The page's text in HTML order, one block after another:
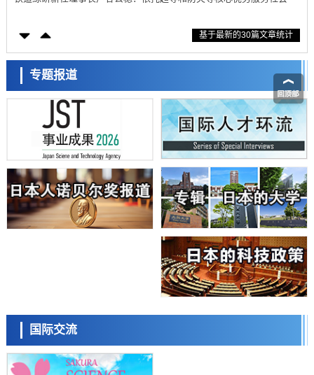
东京大学通过叶绿体基因组编辑技术强化碳固定酶，成功提高光合作用
科学研究
藤田医科大学等成功鉴定出非结核分枝杆菌生存的必需基因，首次揭示
该基因的必要性因菌株而异
经济・社会
【AI法下篇】如何应对AI的不可控性——中央大学平野晋教授专访
科学研究
日本学术会议：为保持土壤健康应采取哪些措施？探讨土壤保护与强化
的具体对策
科学研究
大阪大学开发基于水氢键网络的温度预测新方法，AI从分子排列信息中
高精度解读
经济・社会
【AI法上篇】如何对“将人生交给AI”保持危机感——中央大学平野晋教
庆应义塾大学阐明脑内“游击手”小胶质细胞包裹保护受损神经细胞的机
制，有望用于开发阿尔茨海默病等疾病疗法
劣化抑制机制，为提升轮胎安全性与耐久性的材料设计开辟道路
科学研究
近畿大学等发现植物染料“日本茜”的红色成分可抑制老化与炎症，有望
成为新型功能性材料
科学研究
基于最新的30篇文章统计
专题报道
国际交流
流员